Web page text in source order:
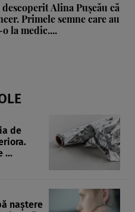
descoperit Alina Pușcău că
Primele semne care au
la medic....
de
...
naștere